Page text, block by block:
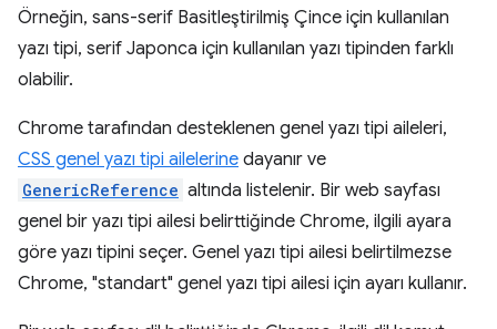
Örneğin, sans-serif Basitleştirilmiş Çince için kullanılan
yazı tipi, serif Japonca için kullanılan yazı tipinden farklı
olabilir.
Chrome tarafından desteklenen genel yazı tipi aileleri,
CSS genel yazı tipi ailelerine dayanır ve
GenericReference altında listelenir. Bir web sayfası
genel bir yazı tipi ailesi belirttiğinde Chrome, ilgili ayara
göre yazı tipini seçer. Genel yazı tipi ailesi belirtilmezse
Chrome, "standart" genel yazı tipi ailesi için ayarı kullanır.